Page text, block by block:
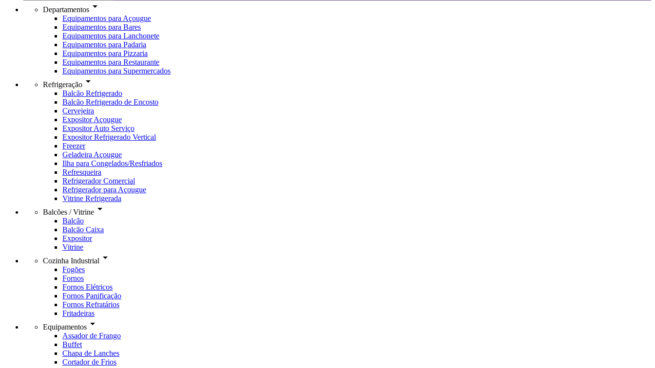
Departamentos arrow_drop_down
Equipamentos para Açougue
Equipamentos para Bares
Equipamentos para Lanchonete
Equipamentos para Padaria
Equipamentos para Pizzaria
Equipamentos para Restaurante
Equipamentos para Supermercados
Refrigeração arrow_drop_down
Balcão Refrigerado
Balcão Refrigerado de Encosto
Cervejeira
Expositor Açougue
Expositor Auto Serviço
Expositor Refrigerado Vertical
Freezer
Geladeira Açougue
Ilha para Congelados/Resfriados
Refresqueira
Refrigerador Comercial
Refrigerador para Açougue
Vitrine Refrigerada
Balcões / Vitrine arrow_drop_down
Balcão
Balcão Caixa
Expositor
Vitrine
Cozinha Industrial arrow_drop_down
Fogões
Fornos
Fornos Elétricos
Fornos Panificação
Fornos Refratários
Fritadeiras
Equipamentos arrow_drop_down
Assador de Frango
Buffet
Chapa de Lanches
Cortador de Frios